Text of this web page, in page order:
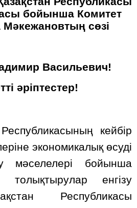
бойынша Комитет
сөзі
Васильевич!
әріптестер!
кейбір
экономикалық өсуді
мәселелері бойынша
толықтырулар енгізу
Республикасы